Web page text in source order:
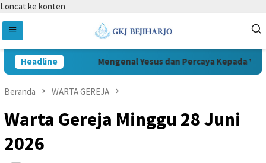
Loncat ke konten
Headline Mengenal Yesus dan Percaya Kepada Yesus
Beranda WARTA GEREJA
Warta Gereja Minggu 28 Juni
2026